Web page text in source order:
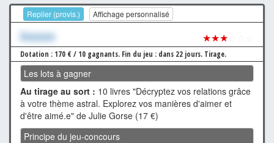
Replier (provis.) Affichage personnalisé
Xxxxxxx ★★★
Dotation : 170 € / 10 gagnants. Fin du jeu : dans 22 jours. Tirage.
Les lots à gagner
Au tirage au sort : 10 livres "Décryptez vos relations grâce
à votre thème astral. Explorez vos manières d'aimer et
d'être aimé.e" de Julie Gorse (17 €)
Principe du jeu-concours